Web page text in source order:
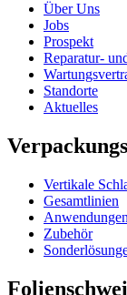
Über Uns
Jobs
Prospekt
Reparatur-
Standorte
Aktuelles
Vertikale
Gesamtlinien
Anwendungen
Zubehör